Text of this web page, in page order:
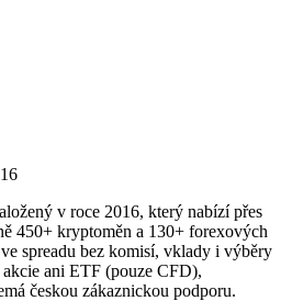
v roce 2016, který nabízí přes
450+ kryptoměn a 130+ forexových
spreadu bez komisí, vklady i výběry
ani ETF (pouze CFD),
českou zákaznickou podporu.